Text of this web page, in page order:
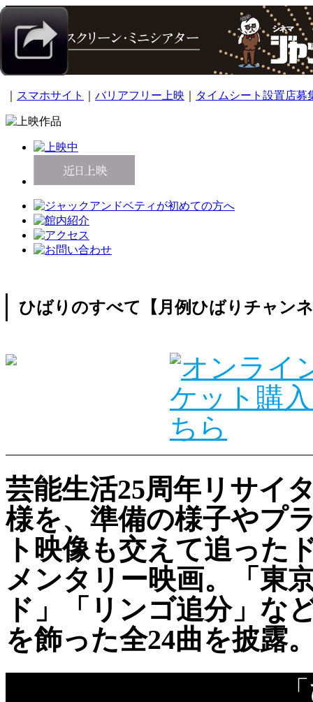
スマホサイト バリアフリー上映 タイムシート設置店募
ひばりのすべて【月例ひばりチャン
芸能生活25周年リサイ
様を、準備の様子やプ
ト映像も交えて追った
メンタリー映画。「東
ド」「リンゴ追分」な
を飾った全24曲を披露